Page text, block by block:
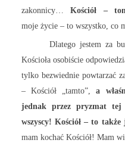
zakonnicy…Kościół –
moje życie – to wszystko, co
Dlatego jestem za
Kościoła osobiście
tylko bezwiednie powtarzać
– Kościół „tamto”,a
jednak przez pryzmat tej
wszyscy! Kościół – to
mam kochać Kościół! Mam